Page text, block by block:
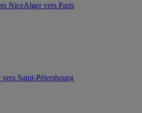
NiceAlger vers Paris
Saint-Pétersbourg